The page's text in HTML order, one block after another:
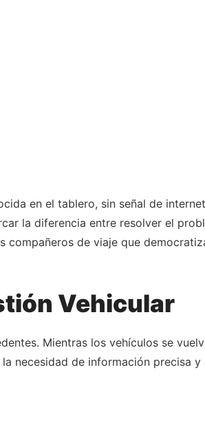
en el tablero, sin señal de
la diferencia entre resolver el
compañeros de viaje que
Vehicular
Mientras los vehículos se
necesidad de información precisa